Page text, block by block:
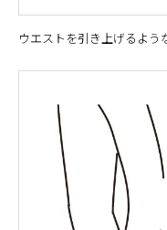
ウエストを引き上げるよう